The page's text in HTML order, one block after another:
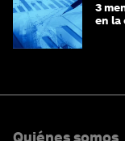
3
en la